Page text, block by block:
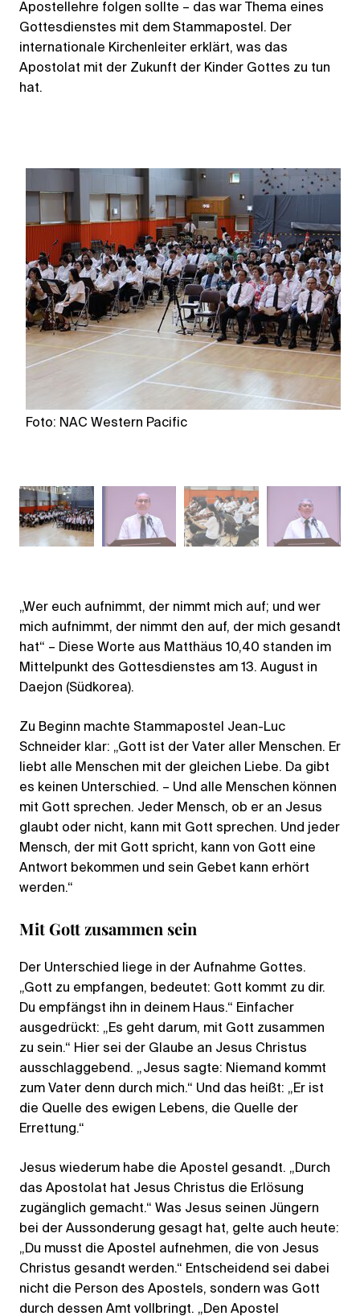
Apostellehre folgen sollte – das war Thema eines
Gottesdienstes mit dem Stammapostel. Der
internationale Kirchenleiter erklärt, was das
Apostolat mit der Zukunft der Kinder Gottes zu tun
hat.
Foto: NAC Western Pacific
„Wer euch aufnimmt, der nimmt mich auf; und wer
mich aufnimmt, der nimmt den auf, der mich gesandt
hat“ – Diese Worte aus Matthäus 10,40 standen im
Mittelpunkt des Gottesdienstes am 13. August in
Daejon (Südkorea).
Zu Beginn machte Stammapostel Jean-Luc
Schneider klar: „Gott ist der Vater aller Menschen. Er
liebt alle Menschen mit der gleichen Liebe. Da gibt
es keinen Unterschied. – Und alle Menschen können
mit Gott sprechen. Jeder Mensch, ob er an Jesus
glaubt oder nicht, kann mit Gott sprechen. Und jeder
Mensch, der mit Gott spricht, kann von Gott eine
Antwort bekommen und sein Gebet kann erhört
werden.“
Mit Gott zusammen sein
Der Unterschied liege in der Aufnahme Gottes.
„Gott zu empfangen, bedeutet: Gott kommt zu dir.
Du empfängst ihn in deinem Haus.“ Einfacher
ausgedrückt: „Es geht darum, mit Gott zusammen
zu sein.“ Hier sei der Glaube an Jesus Christus
ausschlaggebend. „Jesus sagte: Niemand kommt
zum Vater denn durch mich.“ Und das heißt: „Er ist
die Quelle des ewigen Lebens, die Quelle der
Errettung.“
Jesus wiederum habe die Apostel gesandt. „Durch
das Apostolat hat Jesus Christus die Erlösung
zugänglich gemacht.“ Was Jesus seinen Jüngern
bei der Aussonderung gesagt hat, gelte auch heute:
„Du musst die Apostel aufnehmen, die von Jesus
Christus gesandt werden.“ Entscheidend sei dabei
nicht die Person des Apostels, sondern was Gott
durch dessen Amt vollbringt. „Den Apostel